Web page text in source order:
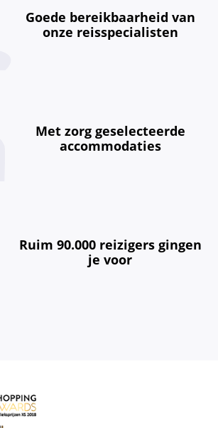
Goede bereikbaarheid van
onze reisspecialisten
Met zorg geselecteerde
accommodaties
Ruim 90.000 reizigers gingen
je voor